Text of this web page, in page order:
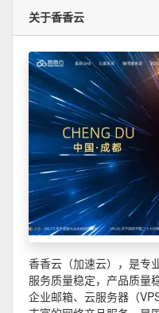
关于香香云
香香云（加速云），是专
服务质量稳定，产品质量
企业邮箱、云服务器（